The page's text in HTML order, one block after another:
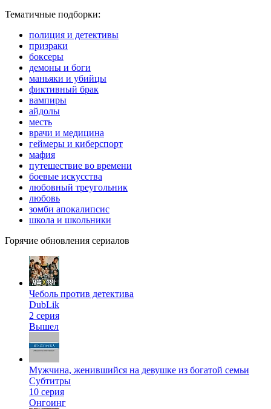
Тематичные подборки:
полиция и детективы
призраки
боксеры
демоны и боги
маньяки и убийцы
фиктивный брак
вампиры
айдолы
месть
врачи и медицина
геймеры и киберспорт
мафия
путешествие во времени
боевые искусства
любовный треугольник
любовь
зомби апокалипсис
школа и школьники
Горячие обновления сериалов
Чеболь против детектива
DubLik
2 серия
Вышел
Мужчина, женившийся на девушке из богатой семьи
Субтитры
10 серия
Онгоинг